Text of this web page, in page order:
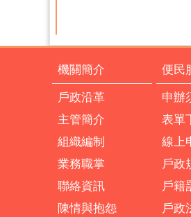
機關簡介
戶政沿革
主管簡介
組織編制
業務職掌
聯絡資訊
陳情與抱怨
便民
申辦
表單
線上
戶政
戶籍
戶政